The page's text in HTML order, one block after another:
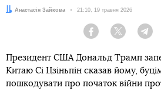
Автор:
Анастасія Зайкова Дата:
21:10, 19 травня 2026
Facebook Twitter
Президент США Дональд Трамп
Китаю Сі Цзіньпін сказав йому,
пошкодувати про початок війни